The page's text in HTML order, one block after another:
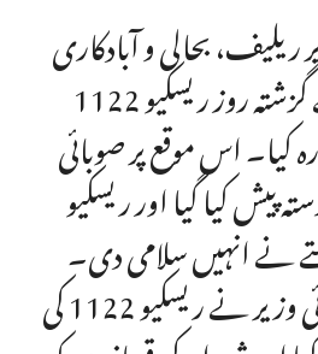
ریلیف، بحالی و آبادکاری
عاقب اللہ خان نے گزشتہ روز ریسکیو 1122
کیا۔ اس موقع پر صوبائی
پیش کیا گیا اور ریسکیو
نے انہیں سلامی دی۔
دورے کا آغاز صوبائی وزیر نے ریسکیو 1122 کی